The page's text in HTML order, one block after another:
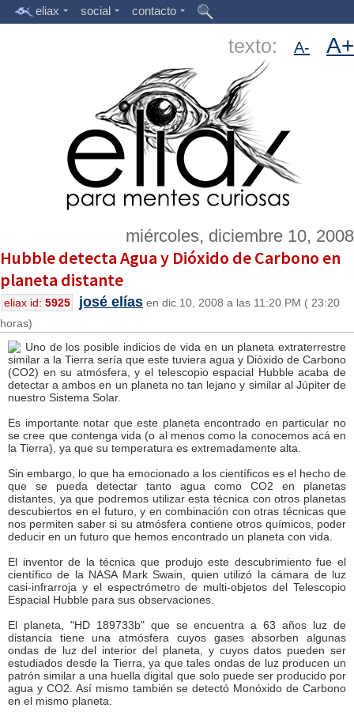
eliax social contacto
texto: A- A+
miércoles, diciembre 10, 2008
Hubble detecta Agua y Dióxido de Carbono en
planeta distante
eliax id: 5925 josé elías en dic 10, 2008 a las 11:20 PM ( 23:20
horas)
Uno de los posible indicios de vida en un planeta extraterrestre
similar a la Tierra sería que este tuviera agua y Dióxido de Carbono
(CO2) en su atmósfera, y el telescopio espacial Hubble acaba de
detectar a ambos en un planeta no tan lejano y similar al Júpiter de
nuestro Sistema Solar.
Es importante notar que este planeta encontrado en particular no
se cree que contenga vida (o al menos como la conocemos acá en
la Tierra), ya que su temperatura es extremadamente alta.
Sin embargo, lo que ha emocionado a los científicos es el hecho de
que se pueda detectar tanto agua como CO2 en planetas
distantes, ya que podremos utilizar esta técnica con otros planetas
descubiertos en el futuro, y en combinación con otras técnicas que
nos permiten saber si su atmósfera contiene otros químicos, poder
deducir en un futuro que hemos encontrado un planeta con vida.
El inventor de la técnica que produjo este descubrimiento fue el
científico de la NASA Mark Swain, quien utilizó la cámara de luz
casi-infrarroja y el espectrómetro de multi-objetos del Telescopio
Espacial Hubble para sus observaciones.
El planeta, "HD 189733b" que se encuentra a 63 años luz de
distancia tiene una atmósfera cuyos gases absorben algunas
ondas de luz del interior del planeta, y cuyos datos pueden ser
estudiados desde la Tierra, ya que tales ondas de luz producen un
patrón similar a una huella digital que solo puede ser producido por
agua y CO2. Así mismo también se detectó Monóxido de Carbono
en el mismo planeta.